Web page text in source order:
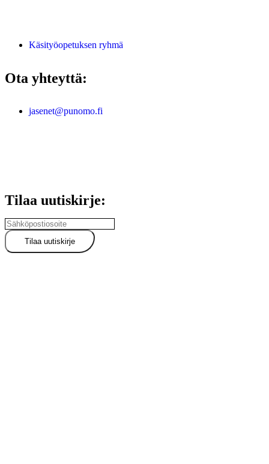
Käsityöopetuksen ryhmä
Ota yhteyttä:
jasenet@punomo.fi
Tilaa uutiskirje: